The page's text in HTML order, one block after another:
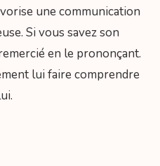
une communication
Si vous savez son
en le prononçant.
lui faire comprendre